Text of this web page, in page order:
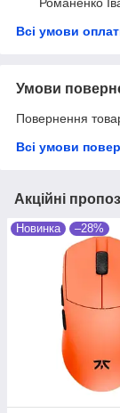
Всі умови
Умови
Повернення
Всі умови
Акційні
Новинка –28%